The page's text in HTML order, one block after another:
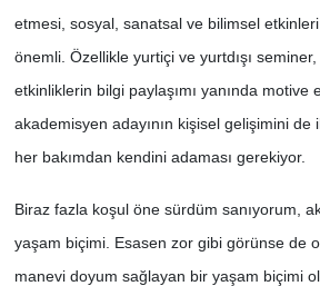
etmesi, sosyal, sanatsal ve bilimsel
önemli. Özellikle yurtiçi ve yurtdışı
etkinliklerin bilgi paylaşımı yanında motive
akademisyen adayının kişisel gelişimini
her bakımdan kendini adaması gerekiyor.
Biraz fazla koşul öne sürdüm sanıyorum,
yaşam biçimi. Esasen zor gibi görünse de
manevi doyum sağlayan bir yaşam biçimi